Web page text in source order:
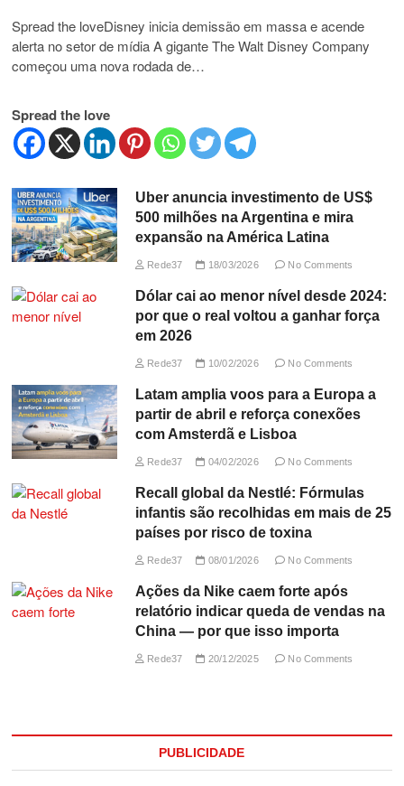
Spread the loveDisney inicia demissão em massa e acende
alerta no setor de mídia A gigante The Walt Disney Company
começou uma nova rodada de…
Spread the love
Uber anuncia investimento de US$
500 milhões na Argentina e mira
expansão na América Latina
Rede37 18/03/2026 No Comments
Dólar cai ao menor nível desde 2024:
por que o real voltou a ganhar força
em 2026
Rede37 10/02/2026 No Comments
Latam amplia voos para a Europa a
partir de abril e reforça conexões
com Amsterdã e Lisboa
Rede37 04/02/2026 No Comments
Recall global da Nestlé: Fórmulas
infantis são recolhidas em mais de 25
países por risco de toxina
Rede37 08/01/2026 No Comments
Ações da Nike caem forte após
relatório indicar queda de vendas na
China — por que isso importa
Rede37 20/12/2025 No Comments
PUBLICIDADE